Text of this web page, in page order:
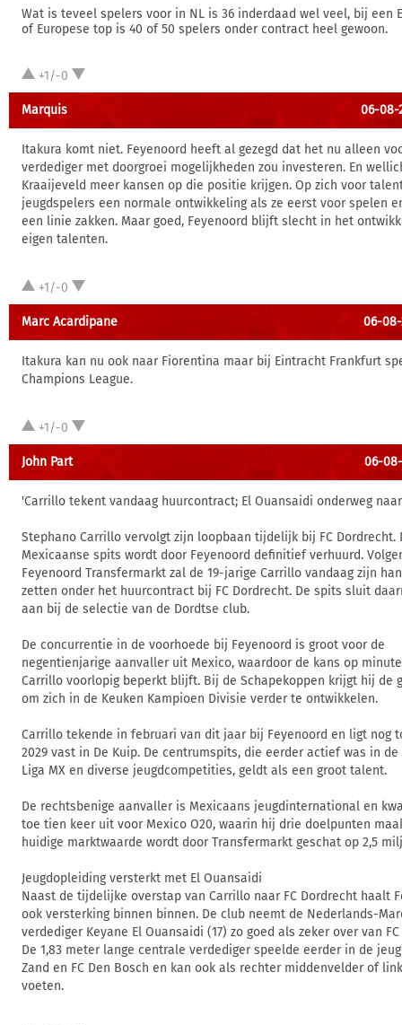
Wat is teveel spelers voor in NL is 36 inderdaad wel veel, bij een
of Europese top is 40 of 50 spelers onder contract heel gewoon.
+1/-0
Marquis 06-08-
Itakura komt niet. Feyenoord heeft al gezegd dat het nu alleen
verdediger met doorgroei mogelijkheden zou investeren. En
Kraaijeveld meer kansen op die positie krijgen. Op zich voor
jeugdspelers een normale ontwikkeling als ze eerst voor spelen
een linie zakken. Maar goed, Feyenoord blijft slecht in het
eigen talenten.
+1/-0
Marc Acardipane 06-08-
Itakura kan nu ook naar Fiorentina maar bij Eintracht Frankfurt
Champions League.
+1/-0
John Part 06-08-
'Carrillo tekent vandaag huurcontract; El Ouansaidi onderweg
Stephano Carrillo vervolgt zijn loopbaan tijdelijk bij FC Dordrecht.
Mexicaanse spits wordt door Feyenoord definitief verhuurd.
Feyenoord Transfermarkt zal de 19-jarige Carrillo vandaag zijn
zetten onder het huurcontract bij FC Dordrecht. De spits sluit
aan bij de selectie van de Dordtse club.
De concurrentie in de voorhoede bij Feyenoord is groot voor de
negentienjarige aanvaller uit Mexico, waardoor de kans op
Carrillo voorlopig beperkt blijft. Bij de Schapekoppen krijgt hij de
om zich in de Keuken Kampioen Divisie verder te ontwikkelen.
Carrillo tekende in februari van dit jaar bij Feyenoord en ligt nog
2029 vast in De Kuip. De centrumspits, die eerder actief was in de
Liga MX en diverse jeugdcompetities, geldt als een groot talent.
De rechtsbenige aanvaller is Mexicaans jeugdinternational en
toe tien keer uit voor Mexico O20, waarin hij drie doelpunten
huidige marktwaarde wordt door Transfermarkt geschat op 2,5
Jeugdopleiding versterkt met El Ouansaidi
Naast de tijdelijke overstap van Carrillo naar FC Dordrecht haalt
ook versterking binnen binnen. De club neemt de Nederlands-
verdediger Keyane El Ouansaidi (17) zo goed als zeker over van
De 1,83 meter lange centrale verdediger speelde eerder in de
Zand en FC Den Bosch en kan ook als rechter middenvelder of
voeten.